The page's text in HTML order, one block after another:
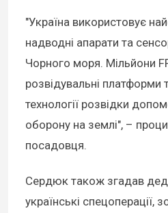
"Україна використовує
надводні апарати та
Чорного моря. Мільйони
розвідувальні платформи
технології розвідки
оборону на землі", –
посадовця.
Сердюк також згадав
українські спецоперації,